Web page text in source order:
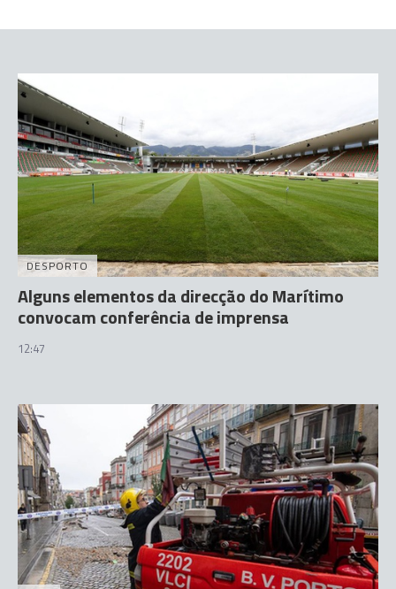
DESPORTO
Alguns elementos da direcção do Marítimo
convocam conferência de imprensa
12:47